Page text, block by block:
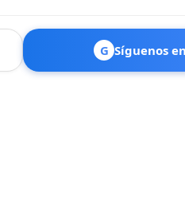
G Síguenos